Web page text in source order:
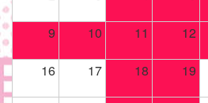
9 10 11 12
16 17 18 19